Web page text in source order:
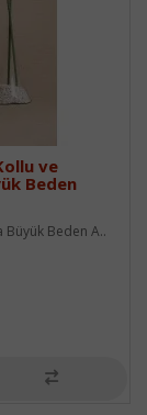
ve
Beden
Büyük Beden A..